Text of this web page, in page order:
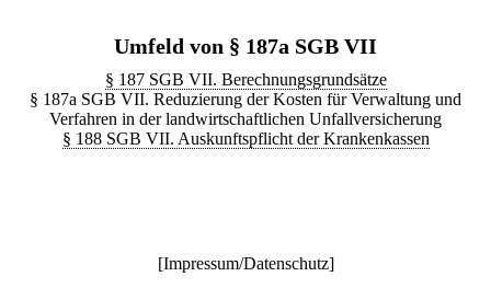
Umfeld von § 187a SGB VII
§ 187 SGB VII. Berechnungsgrundsätze
§ 187a SGB VII. Reduzierung der Kosten für Verwaltung und
Verfahren in der landwirtschaftlichen Unfallversicherung
§ 188 SGB VII. Auskunftspflicht der Krankenkassen
[Impressum/Datenschutz]